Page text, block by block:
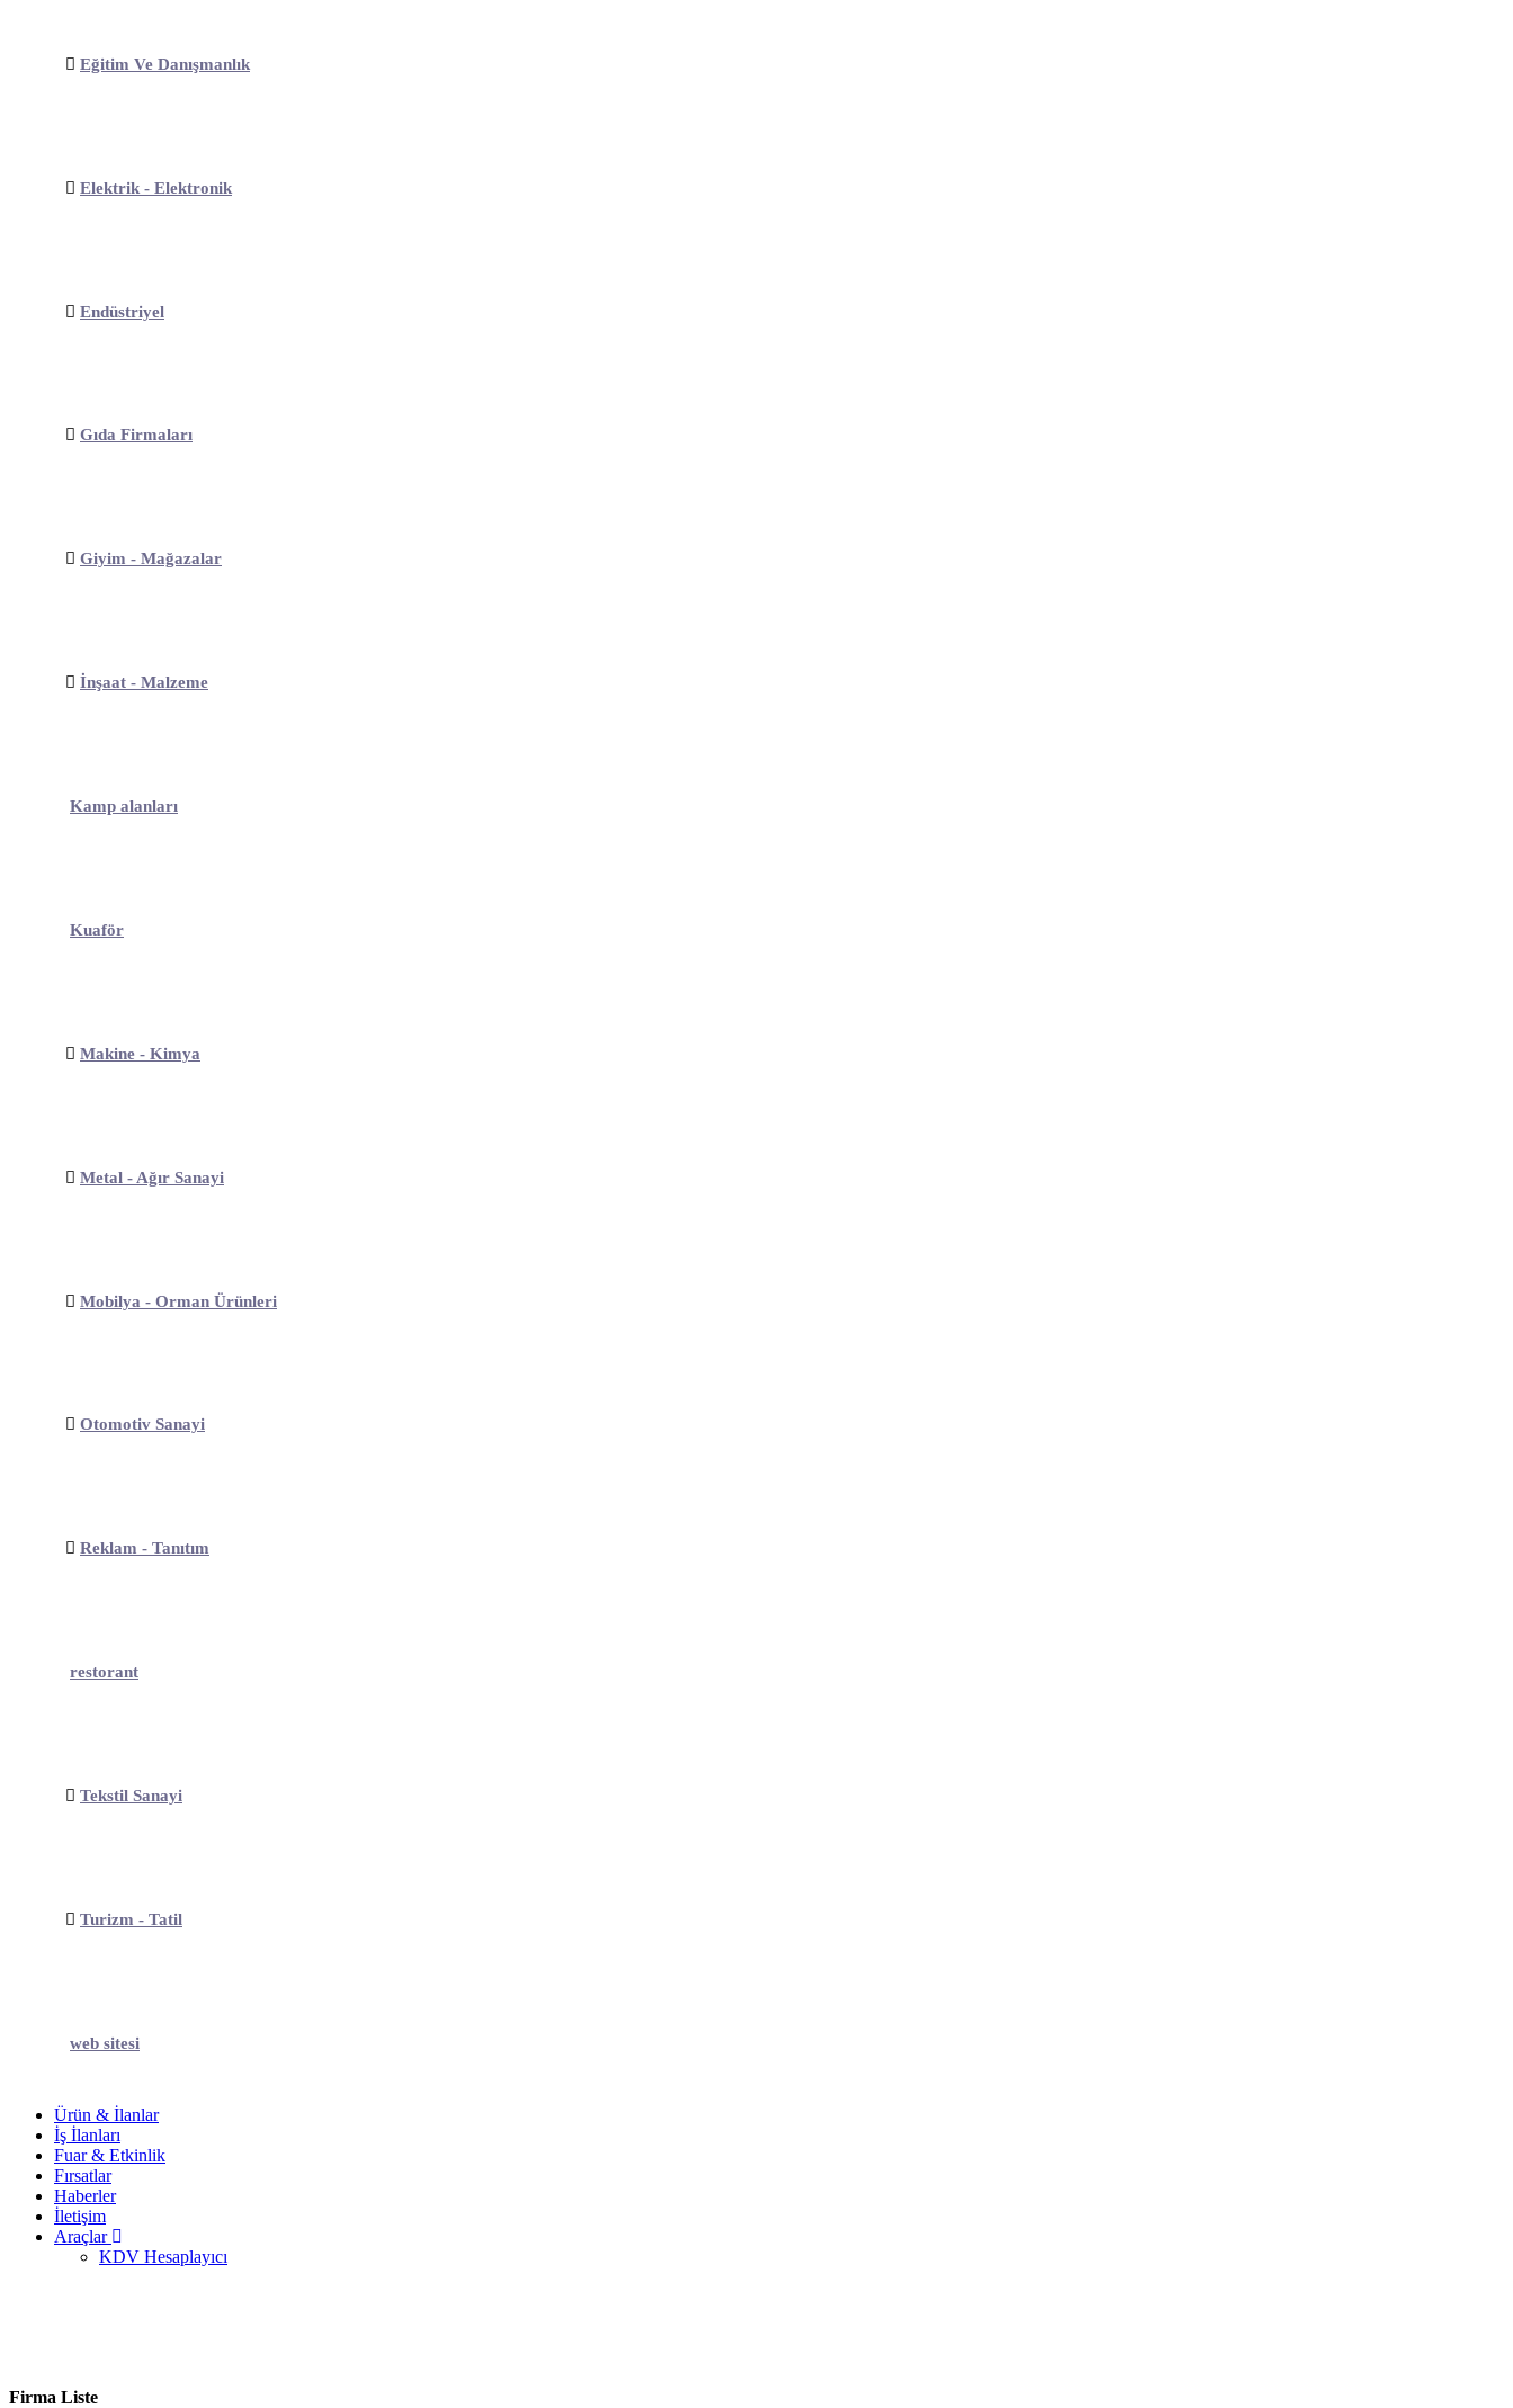
Eğitim Ve Danışmanlık
Elektrik - Elektronik
Endüstriyel
Gıda Firmaları
Giyim - Mağazalar
İnşaat - Malzeme
Kamp alanları
Kuaför
Makine - Kimya
Metal - Ağır Sanayi
Mobilya - Orman Ürünleri
Otomotiv Sanayi
Reklam - Tanıtım
restorant
Tekstil Sanayi
Turizm - Tatil
web sitesi
Ürün & İlanlar
İş İlanları
Fuar & Etkinlik
Fırsatlar
Haberler
İletişim
Araçlar
KDV Hesaplayıcı
Firma Liste